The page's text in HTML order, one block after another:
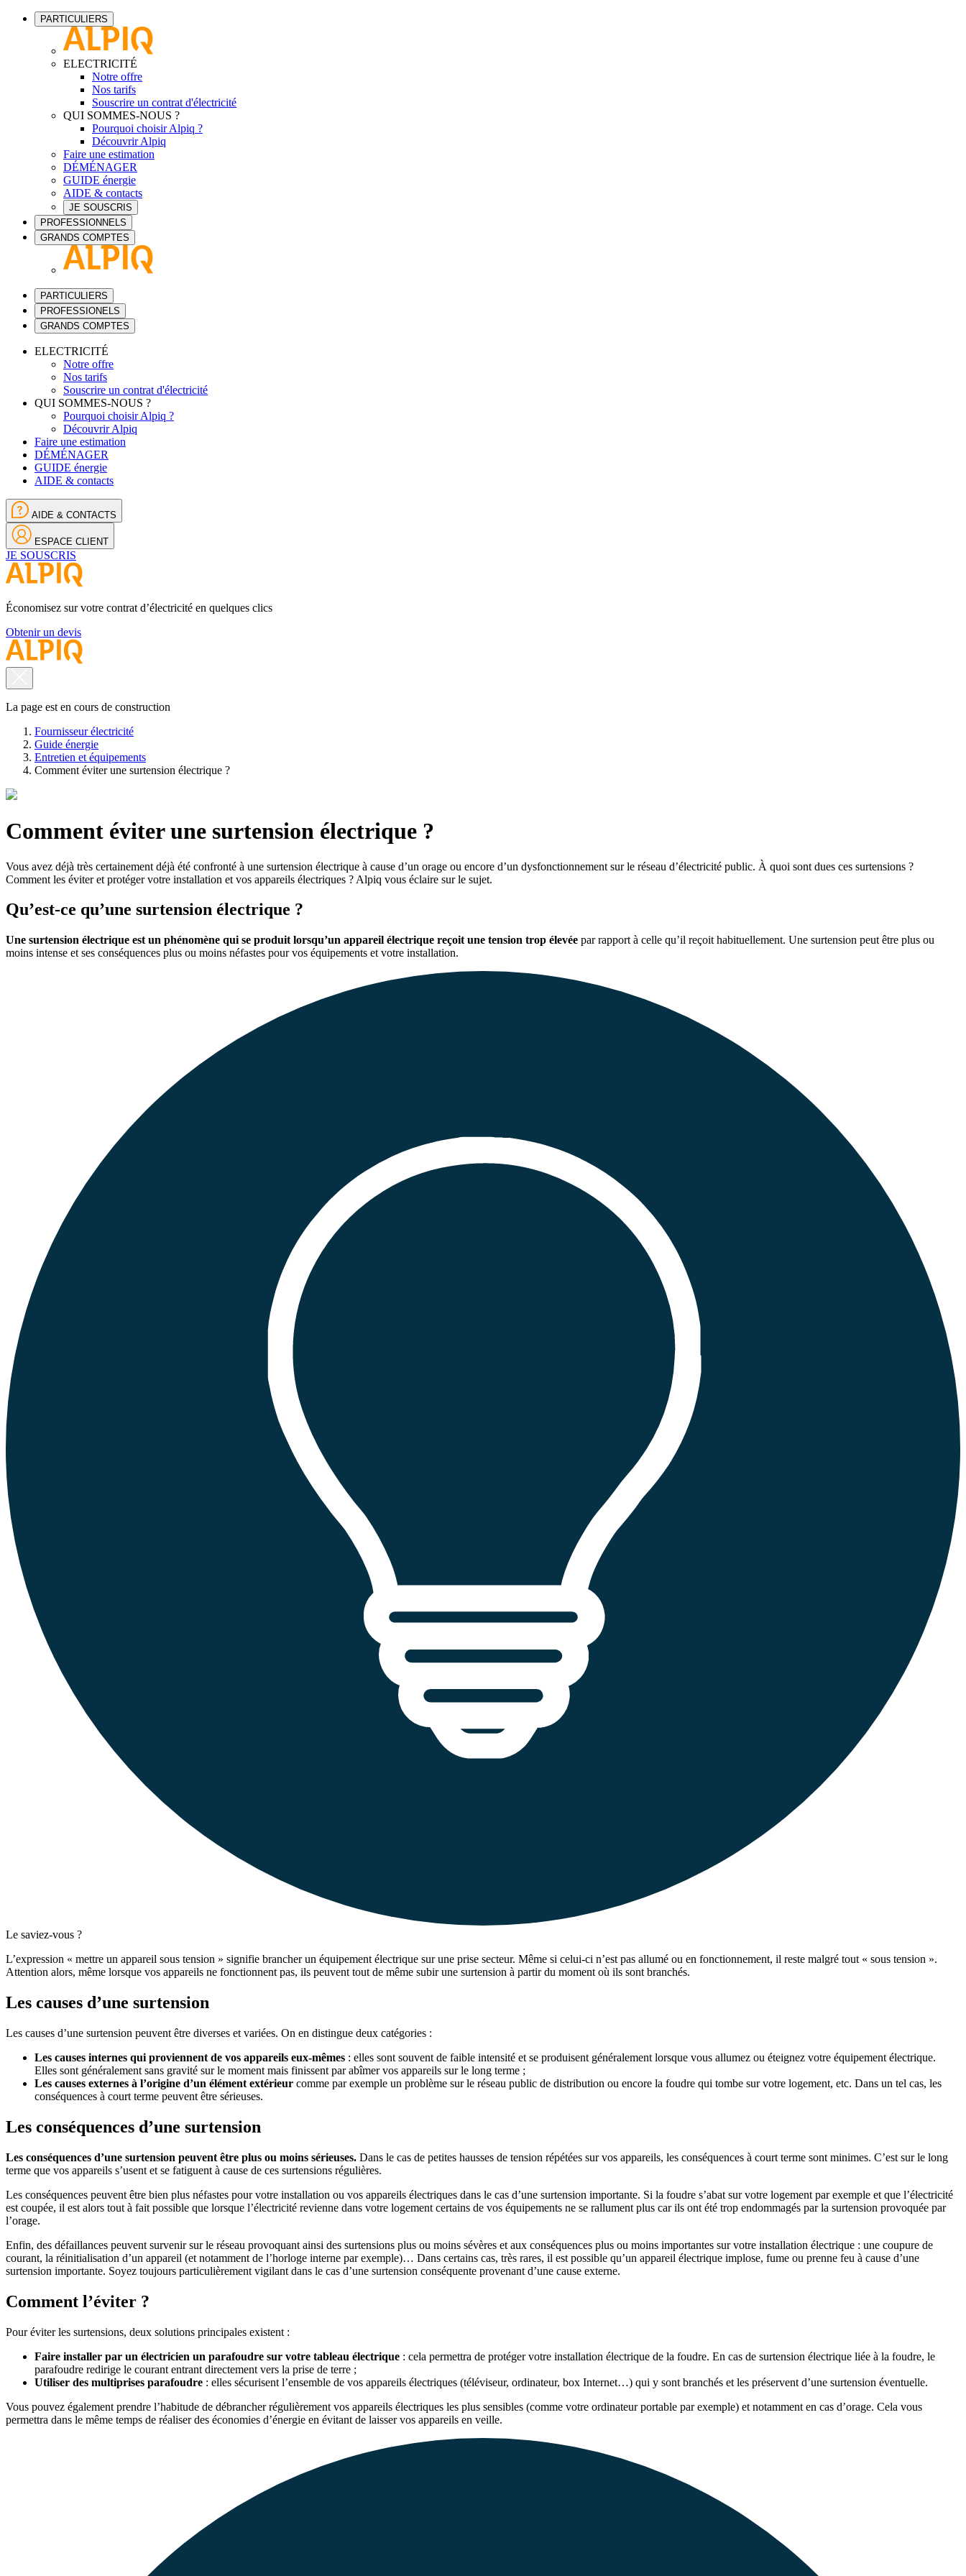
PARTICULIERS
ELECTRICITÉ
Notre offre
Nos tarifs
Souscrire un contrat d'électricité
QUI SOMMES-NOUS ?
Pourquoi choisir Alpiq ?
Découvrir Alpiq
Faire une estimation
DÉMÉNAGER
GUIDE énergie
AIDE & contacts
JE SOUSCRIS
PROFESSIONNELS
GRANDS COMPTES
PARTICULIERS
PROFESSIONELS
GRANDS COMPTES
ELECTRICITÉ
Notre offre
Nos tarifs
Souscrire un contrat d'électricité
QUI SOMMES-NOUS ?
Pourquoi choisir Alpiq ?
Découvrir Alpiq
Faire une estimation
DÉMÉNAGER
GUIDE énergie
AIDE & contacts
AIDE & CONTACTS
ESPACE CLIENT
JE SOUSCRIS
Économisez sur votre contrat d’électricité en quelques clics
Obtenir un devis
La page est en cours de construction
Fournisseur électricité
Guide énergie
Entretien et équipements
Comment éviter une surtension électrique ?
Comment éviter une surtension électrique ?
Vous avez déjà très certainement déjà été confronté à une surtension électrique à cause d’un orage ou encore d’un dysfonctionnement sur le réseau d’électricité public. À quoi sont dues ces surtensions ?
Comment les éviter et protéger votre installation et vos appareils électriques ? Alpiq vous éclaire sur le sujet.
Qu’est-ce qu’une surtension électrique ?
Une surtension électrique est un phénomène qui se produit lorsqu’un appareil électrique reçoit une tension trop élevée par rapport à celle qu’il reçoit habituellement. Une surtension peut être plus ou
moins intense et ses conséquences plus ou moins néfastes pour vos équipements et votre installation.
Le saviez-vous ?
L’expression « mettre un appareil sous tension » signifie brancher un équipement électrique sur une prise secteur. Même si celui-ci n’est pas allumé ou en fonctionnement, il reste malgré tout « sous tension ».
Attention alors, même lorsque vos appareils ne fonctionnent pas, ils peuvent tout de même subir une surtension à partir du moment où ils sont branchés.
Les causes d’une surtension
Les causes d’une surtension peuvent être diverses et variées. On en distingue deux catégories :
Les causes internes qui proviennent de vos appareils eux-mêmes : elles sont souvent de faible intensité et se produisent généralement lorsque vous allumez ou éteignez votre équipement électrique.
Elles sont généralement sans gravité sur le moment mais finissent par abîmer vos appareils sur le long terme ;
Les causes externes à l’origine d’un élément extérieur comme par exemple un problème sur le réseau public de distribution ou encore la foudre qui tombe sur votre logement, etc. Dans un tel cas, les
conséquences à court terme peuvent être sérieuses.
Les conséquences d’une surtension
Les conséquences d’une surtension peuvent être plus ou moins sérieuses. Dans le cas de petites hausses de tension répétées sur vos appareils, les conséquences à court terme sont minimes. C’est sur le long
terme que vos appareils s’usent et se fatiguent à cause de ces surtensions régulières.
Les conséquences peuvent être bien plus néfastes pour votre installation ou vos appareils électriques dans le cas d’une surtension importante. Si la foudre s’abat sur votre logement par exemple et que l’électricité
est coupée, il est alors tout à fait possible que lorsque l’électricité revienne dans votre logement certains de vos équipements ne se rallument plus car ils ont été trop endommagés par la surtension provoquée par
l’orage.
Enfin, des défaillances peuvent survenir sur le réseau provoquant ainsi des surtensions plus ou moins sévères et aux conséquences plus ou moins importantes sur votre installation électrique : une coupure de
courant, la réinitialisation d’un appareil (et notamment de l’horloge interne par exemple)… Dans certains cas, très rares, il est possible qu’un appareil électrique implose, fume ou prenne feu à cause d’une
surtension importante. Soyez toujours particulièrement vigilant dans le cas d’une surtension conséquente provenant d’une cause externe.
Comment l’éviter ?
Pour éviter les surtensions, deux solutions principales existent :
Faire installer par un électricien un parafoudre sur votre tableau électrique : cela permettra de protéger votre installation électrique de la foudre. En cas de surtension électrique liée à la foudre, le
parafoudre redirige le courant entrant directement vers la prise de terre ;
Utiliser des multiprises parafoudre : elles sécurisent l’ensemble de vos appareils électriques (téléviseur, ordinateur, box Internet…) qui y sont branchés et les préservent d’une surtension éventuelle.
Vous pouvez également prendre l’habitude de débrancher régulièrement vos appareils électriques les plus sensibles (comme votre ordinateur portable par exemple) et notamment en cas d’orage. Cela vous
permettra dans le même temps de réaliser des économies d’énergie en évitant de laisser vos appareils en veille.